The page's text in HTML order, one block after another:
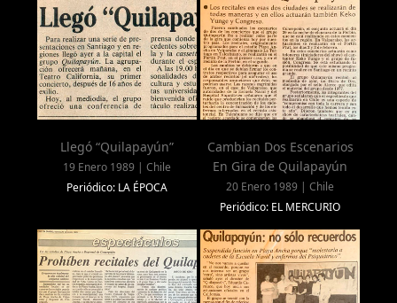
Llegó “Quilapayún”
19 Enero 1989 | Chile
Periódico: LA ÉPOCA
Cambian Dos Escenarios
En Gira de Quilapayún
20 Enero 1989 | Chile
Periódico: EL MERCURIO